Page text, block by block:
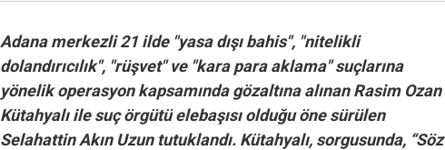
Adana merkezli 21 ilde "yasa dışı bahis", "nitelikli
dolandırıcılık", "rüşvet" ve "kara para aklama" suçlarına
yönelik operasyon kapsamında gözaltına alınan Rasim Ozan
Kütahyalı ile suç örgütü elebaşısı olduğu öne sürülen
Selahattin Akın Uzun tutuklandı. Kütahyalı, sorgusunda, “Söz